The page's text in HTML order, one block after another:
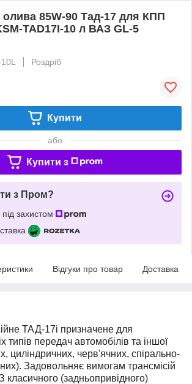
олива 85W-90 Тад-17 для КПП
TAD17I-10 л ВАЗ GL-5
Роздріб
Купити
або
Купити з
з Пром?
захистом
Відгуки про товар Доставка
ТАД-17і призначене для
типів передач автомобілів та іншої
циліндричних, черв'ячних, спірально-
Задовольняє вимогам трансмісій
класичного (задньопривідного)